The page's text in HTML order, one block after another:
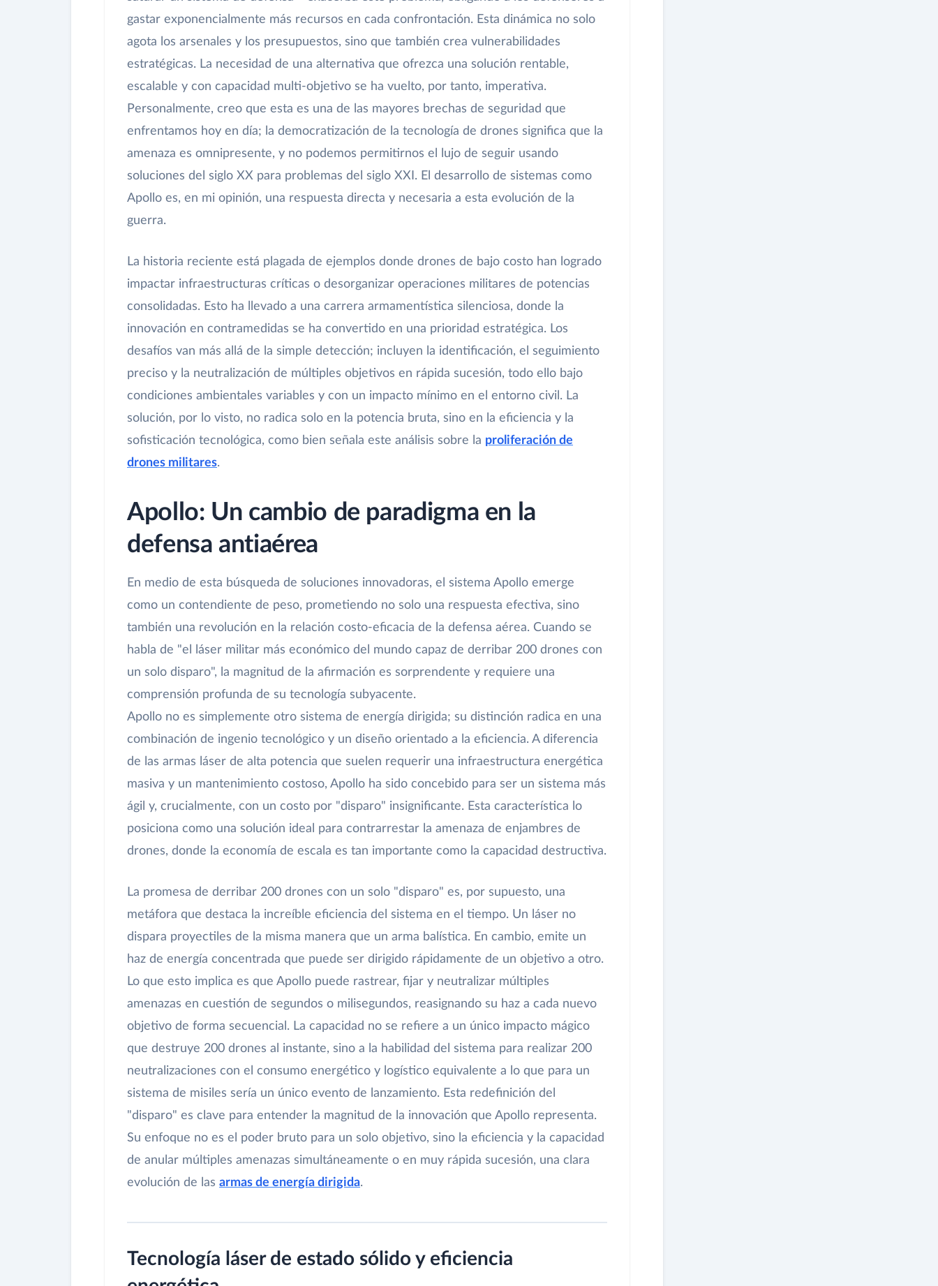
gastar exponencialmente más recursos en cada confrontación. Esta dinámica no solo
agota los arsenales y los presupuestos, sino que también crea vulnerabilidades
estratégicas. La necesidad de una alternativa que ofrezca una solución rentable,
escalable y con capacidad multi-objetivo se ha vuelto, por tanto, imperativa.
Personalmente, creo que esta es una de las mayores brechas de seguridad que
enfrentamos hoy en día; la democratización de la tecnología de drones significa que la
amenaza es omnipresente, y no podemos permitirnos el lujo de seguir usando
soluciones del siglo XX para problemas del siglo XXI. El desarrollo de sistemas como
Apollo es, en mi opinión, una respuesta directa y necesaria a esta evolución de la
guerra.
La historia reciente está plagada de ejemplos donde drones de bajo costo han logrado
impactar infraestructuras críticas o desorganizar operaciones militares de potencias
consolidadas. Esto ha llevado a una carrera armamentística silenciosa, donde la
innovación en contramedidas se ha convertido en una prioridad estratégica. Los
desafíos van más allá de la simple detección; incluyen la identificación, el seguimiento
preciso y la neutralización de múltiples objetivos en rápida sucesión, todo ello bajo
condiciones ambientales variables y con un impacto mínimo en el entorno civil. La
solución, por lo visto, no radica solo en la potencia bruta, sino en la eficiencia y la
sofisticación tecnológica, como bien señala este análisis sobre la proliferación de
drones militares.
Apollo: Un cambio de paradigma en la
defensa antiaérea
En medio de esta búsqueda de soluciones innovadoras, el sistema Apollo emerge
como un contendiente de peso, prometiendo no solo una respuesta efectiva, sino
también una revolución en la relación costo-eficacia de la defensa aérea. Cuando se
habla de "el láser militar más económico del mundo capaz de derribar 200 drones con
un solo disparo", la magnitud de la afirmación es sorprendente y requiere una
comprensión profunda de su tecnología subyacente.
Apollo no es simplemente otro sistema de energía dirigida; su distinción radica en una
combinación de ingenio tecnológico y un diseño orientado a la eficiencia. A diferencia
de las armas láser de alta potencia que suelen requerir una infraestructura energética
masiva y un mantenimiento costoso, Apollo ha sido concebido para ser un sistema más
ágil y, crucialmente, con un costo por "disparo" insignificante. Esta característica lo
posiciona como una solución ideal para contrarrestar la amenaza de enjambres de
drones, donde la economía de escala es tan importante como la capacidad destructiva.
La promesa de derribar 200 drones con un solo "disparo" es, por supuesto, una
metáfora que destaca la increíble eficiencia del sistema en el tiempo. Un láser no
dispara proyectiles de la misma manera que un arma balística. En cambio, emite un
haz de energía concentrada que puede ser dirigido rápidamente de un objetivo a otro.
Lo que esto implica es que Apollo puede rastrear, fijar y neutralizar múltiples
amenazas en cuestión de segundos o milisegundos, reasignando su haz a cada nuevo
objetivo de forma secuencial. La capacidad no se refiere a un único impacto mágico
que destruye 200 drones al instante, sino a la habilidad del sistema para realizar 200
neutralizaciones con el consumo energético y logístico equivalente a lo que para un
sistema de misiles sería un único evento de lanzamiento. Esta redefinición del
"disparo" es clave para entender la magnitud de la innovación que Apollo representa.
Su enfoque no es el poder bruto para un solo objetivo, sino la eficiencia y la capacidad
de anular múltiples amenazas simultáneamente o en muy rápida sucesión, una clara
evolución de las armas de energía dirigida.
Tecnología láser de estado sólido y eficiencia